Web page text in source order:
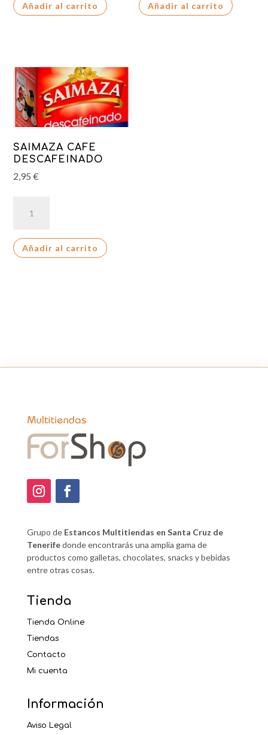
cantidad
Añadir al carrito
cantidad
Añadir al carrito
SAIMAZA CAFE
DESCAFEINADO
2,95€
CAFE
cantidad
Añadir al carrito
Grupo de Estancos Multitiendas en Santa Cruz de
Tenerifedonde encontrarás una amplia gama de
productos como galletas, chocolates, snacks y bebidas
entre otras cosas.
Tienda
Tienda Online
Tiendas
Contacto
Mi cuenta
Información
Aviso Legal